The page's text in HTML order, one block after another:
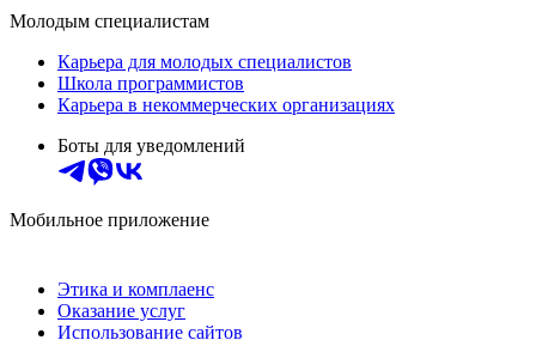
Молодым специалистам
Карьера для молодых специалистов
Школа программистов
Карьера в некоммерческих организациях
Боты для уведомлений
Мобильное приложение
Этика и комплаенс
Оказание услуг
Использование сайтов